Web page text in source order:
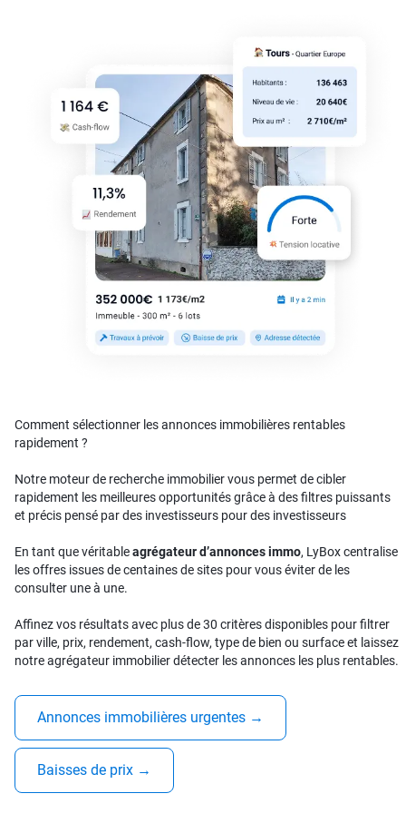
Comment sélectionner les annonces immobilières rentables
rapidement ?
Notre moteur de recherche immobilier vous permet de cibler
rapidement les meilleures opportunités grâce à des filtres puissants
et précis pensé par des investisseurs pour des investisseurs
En tant que véritableagrégateur d’annonces immo, LyBox centralise
les offres issues de centaines de sites pour vous éviter de les
consulter une à une.
Affinez vos résultats avec plus de 30 critères disponibles pour filtrer
par ville, prix, rendement, cash-flow, type de bien ou surface et laissez
notre agrégateur immobilier détecter les annonces les plus rentables.
Annonces immobilières urgentes →
Baisses de prix →